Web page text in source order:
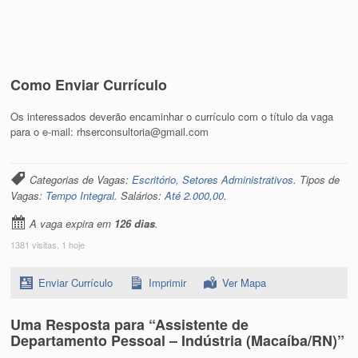
Como Enviar Currículo
Os interessados deverão encaminhar o currículo com o título da vaga
para o e-mail: rhserconsultoria@gmail.com
Categorias de Vagas:Escritório, Setores Administrativos. Tipos de
Vagas: Tempo Integral. Salários:Até 2.000,00.
A vaga expira em 126 dias.
1381 visitas, 1 hoje
Enviar Currículo Imprimir Ver Mapa
Uma Resposta para “Assistente de
Departamento Pessoal – Indústria (Macaíba/RN)”